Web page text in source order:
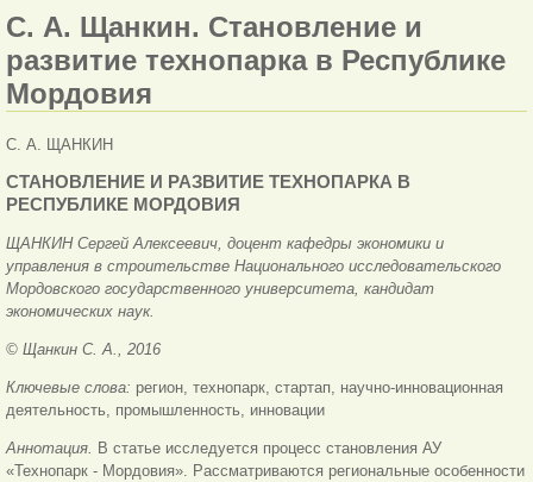
C. А. Щанкин. Становление и
развитие технопарка в Республике
Мордовия
C. А. ЩАНКИН
СТАНОВЛЕНИЕ И РАЗВИТИЕ ТЕХНОПАРКА В
РЕСПУБЛИКЕ МОРДОВИЯ
ЩАНКИН Сергей Алексеевич, доцент кафедры экономики и
управления в строительстве Национального исследовательского
Мордовского государственного университета, кандидат
экономических наук.
© Щанкин С. А., 2016
Ключевые слова: регион, технопарк, стартап, научно-инновационная
деятельность, промышленность, инновации
Аннотация. В статье исследуется процесс становления АУ
«Технопарк - Мордовия». Рассматриваются региональные особенности